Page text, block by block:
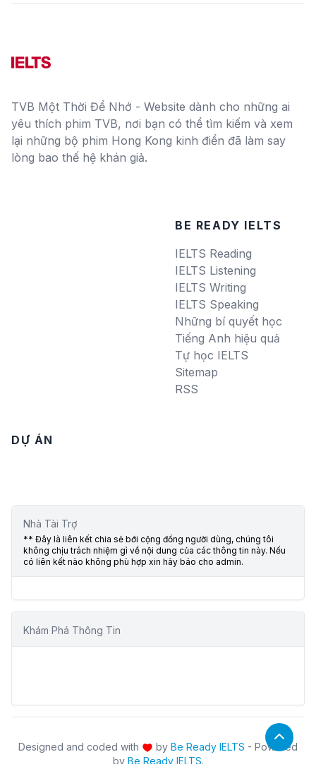
TVB Một Thời Để Nhớ - Website dành cho những ai
yêu thích phim TVB, nơi bạn có thể tìm kiếm và xem
lại những bộ phim Hong Kong kinh điển đã làm say
lòng bao thế hệ khán giả.
BE READY IELTS
IELTS Reading
IELTS Listening
IELTS Writing
IELTS Speaking
Những bí quyết học
Tiếng Anh hiệu quả
Tự học IELTS
Sitemap
RSS
DỰ ÁN
Nhà Tài Trợ
** Đây là liên kết chia sẻ bới cộng đồng người dùng, chúng tôi
không chịu trách nhiệm gì về nội dung của các thông tin này. Nếu
có liên kết nào không phù hợp xin hãy báo cho admin.
Khám Phá Thông Tin
Designed and coded with by Be Ready IELTS - Powered
by Be Ready IELTS.